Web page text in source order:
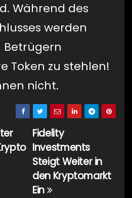
Während des
werden
Betrügern
Token zu stehlen!
nicht.
Fidelity
Investments
Steigt Weiter in
den Kryptomarkt
Ein